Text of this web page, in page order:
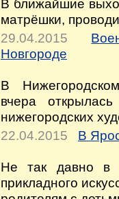
В ближайшие
матрёшки,
29.04.2015
Новгороде
В
вчера
нижегородских
22.04.2015
В
Не так давно в
прикладного